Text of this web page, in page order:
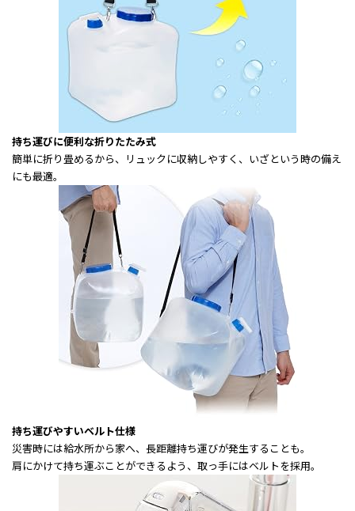
持ち運びに便利な折りたたみ式
簡単に折り畳めるから、リュックに収納しやすく、いざという時の備え
にも最適。
持ち運びやすいベルト仕様
災害時には給水所から家へ、長距離持ち運びが発生することも。
肩にかけて持ち運ぶことができるよう、取っ手にはベルトを採用。